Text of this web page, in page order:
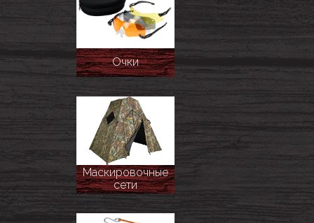
Очки
Маскировочные
сети